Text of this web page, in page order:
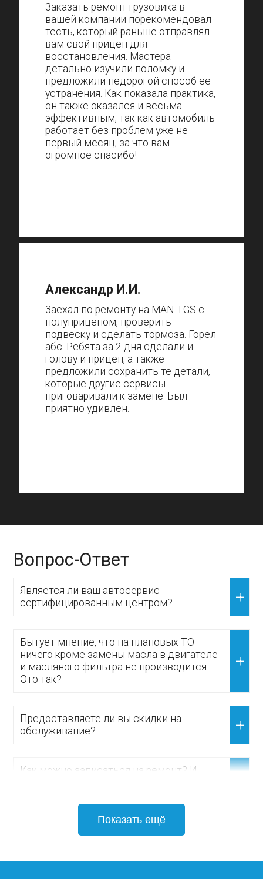
Заказать ремонт грузовика в
вашей компании порекомендовал
тесть, который раньше отправлял
вам свой прицеп для
восстановления. Мастера
детально изучили поломку и
предложили недорогой способ ее
устранения. Как показала практика,
он также оказался и весьма
эффективным, так как автомобиль
работает без проблем уже не
первый месяц, за что вам
огромное спасибо!
Александр И.И.
Заехал по ремонту на MAN TGS с
полуприцепом, проверить
подвеску и сделать тормоза. Горел
абс. Ребята за 2 дня сделали и
голову и прицеп, а также
предложили сохранить те детали,
которые другие сервисы
приговаривали к замене. Был
приятно удивлен.
Вопрос-Ответ
Является ли ваш автосервис
сертифицированным центром?
Бытует мнение, что на плановых ТО
ничего кроме замены масла в двигателе
и масляного фильтра не производится.
Это так?
Предоставляете ли вы скидки на
обслуживание?
Как можно записаться на ремонт? И
Вы ремонтируете все типы
Показать ещё